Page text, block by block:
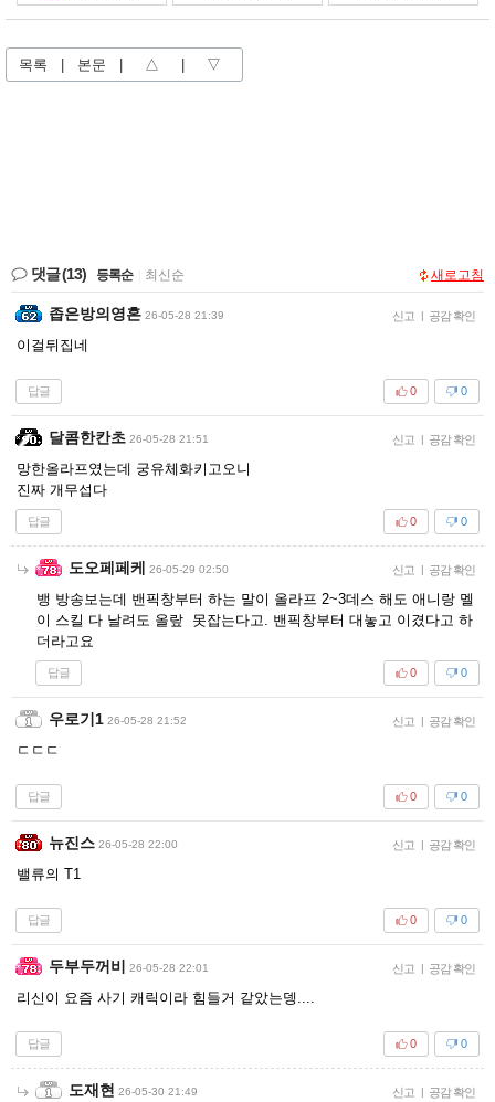
목록 본문 △ ▽
댓글(13) 등록순 최신순 새로고침
좁은방의영혼 26-05-28 21:39 신고 | 공감 확인
이걸뒤집네
답글 0
0
달콤한칸초 26-05-28 21:51 신고 | 공감 확인
망한올라프였는데 궁유체화키고오니
진짜 개무섭다
답글 0
0
도오페페케 26-05-29 02:50 신고 | 공감 확인
뱅 방송보는데 밴픽창부터 하는 말이 올라프 2~3데스 해도 애니랑 멜
이 스킬 다 날려도 올랖 못잡는다고. 밴픽창부터 대놓고 이겼다고 하
더라고요
답글 0
0
우로기1 26-05-28 21:52 신고 | 공감 확인
ㄷㄷㄷ
답글 0
0
뉴진스 26-05-28 22:00 신고 | 공감 확인
밸류의 T1
답글 0
0
두부두꺼비 26-05-28 22:01 신고 | 공감 확인
리신이 요즘 사기 캐릭이라 힘들거 같았는뎅....
답글 0
0
도재현 26-05-30 21:49 신고 | 공감 확인